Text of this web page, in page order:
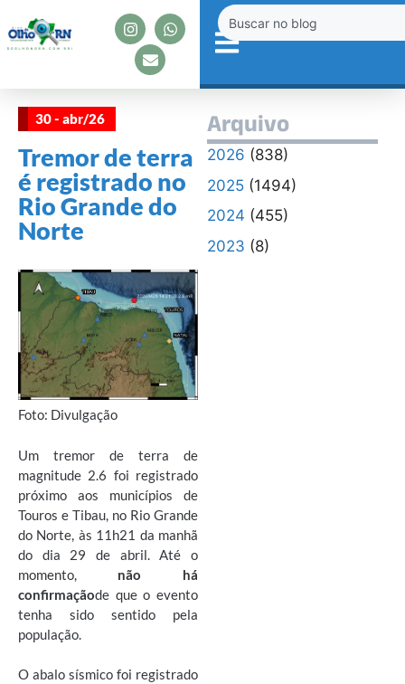
30 - abr/26
Tremor de terra
é registrado no
Rio Grande do
Norte
Foto: Divulgação
Um tremor de terra de
magnitude 2.6 foi registrado
próximo aos municípios de
Touros e Tibau, no Rio Grande
do Norte, às 11h21 da manhã
do dia 29 de abril. Até o
momento, não há
confirmaçãode que o evento
tenha sido sentido pela
população.
O abalo sísmico foi registrado
Arquivo
2026 (838)
2025(1494)
2024 (455)
2023 (8)